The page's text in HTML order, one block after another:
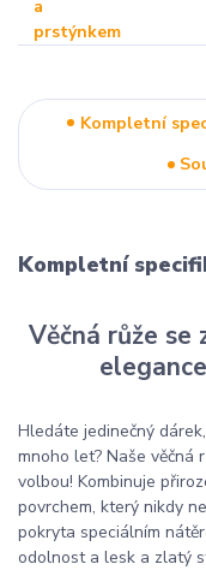
Kompletní
Kompletní
Věčná růže
Hledáte jedinečný
mnoho let? Naše věčná
volbou! Kombinuje
povrchem, který nikdy
pokryta speciálním
odolnost a lesk a zlatý